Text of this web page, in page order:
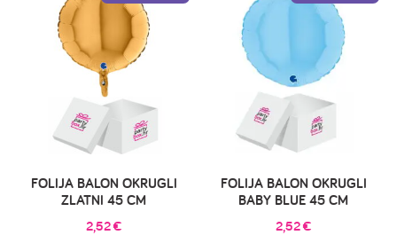
FOLIJA BALON OKRUGLI
ZLATNI 45 CM
2,52€
FOLIJA BALON OKRUGLI
BABY BLUE 45 CM
2,52€